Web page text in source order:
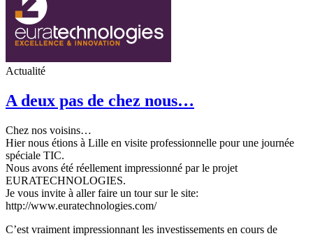
Actualité
A deux pas de chez nous…
Chez nos voisins…
Hier nous étions à Lille en visite professionnelle pour une journée
spéciale TIC.
Nous avons été réellement impressionné par le projet
EURATECHNOLOGIES.
Je vous invite à aller faire un tour sur le site:
http://www.euratechnologies.com/
C’est vraiment impressionnant les investissements en cours de